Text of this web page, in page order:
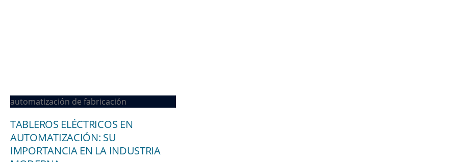
automatización de fabricación
TABLEROS ELÉCTRICOS EN
AUTOMATIZACIÓN: SU
IMPORTANCIA EN LA INDUSTRIA